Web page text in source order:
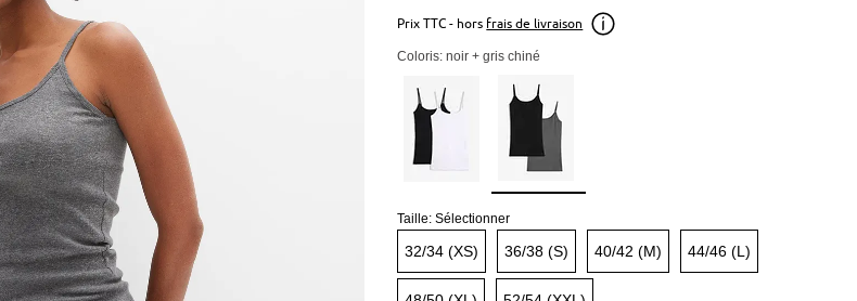
Prix TTC - hors frais de livraison
Coloris: noir + gris chiné
Taille:Sélectionner
32/34 (XS) 36/38 (S) 40/42 (M) 44/46 (L)